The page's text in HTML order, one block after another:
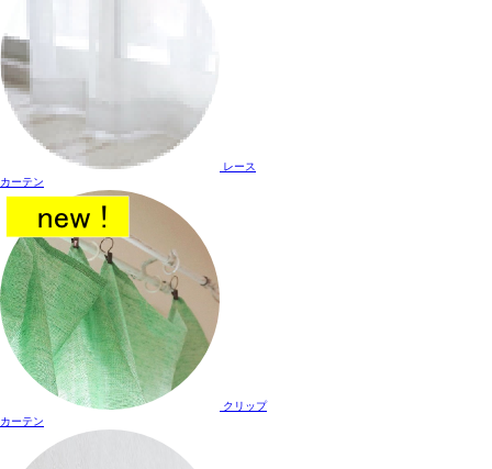
レース
カーテン
クリップ
カーテン